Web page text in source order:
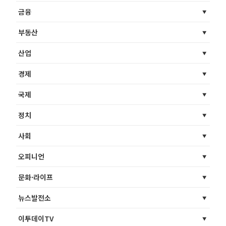
금융
부동산
산업
경제
국제
정치
사회
오피니언
문화·라이프
뉴스발전소
이투데이TV